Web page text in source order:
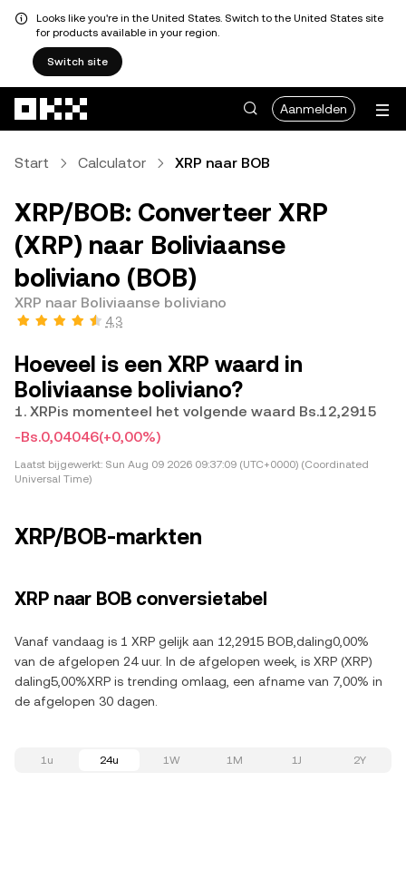
Looks like you're in the United States. Switch to the United States site
for products available in your region.
Switch site
Aanmelden
Start Calculator XRP naar BOB
XRP/BOB: Converteer XRP
(XRP) naar Boliviaanse
boliviano (BOB)
XRP naar Boliviaanse boliviano
4,3
Hoeveel is een XRP waard in
Boliviaanse boliviano?
1. XRPis momenteel het volgende waard Bs.12,2915
-Bs.0,04046(+0,00%)
Laatst bijgewerkt: Sun Aug 09 2026 09:37:09 (UTC+0000) (Coordinated
Universal Time)
XRP/BOB-markten
XRP naar BOB conversietabel
Vanaf vandaag is 1 XRP gelijk aan 12,2915 BOB,daling0,00%
van de afgelopen 24 uur. In de afgelopen week, is XRP (XRP)
daling5,00%XRP is trending omlaag, een afname van 7,00% in
de afgelopen 30 dagen.
1u 24u 1W 1M 1J 2Y